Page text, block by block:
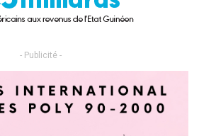
- Publicité -